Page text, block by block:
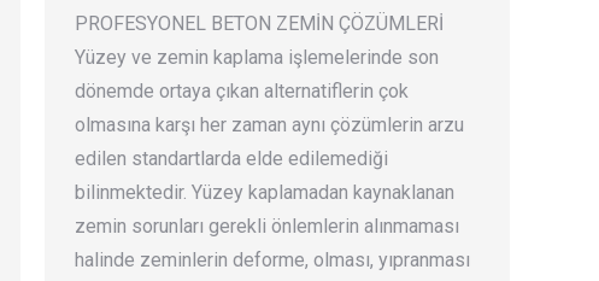
PROFESYONEL BETON ZEMİN ÇÖZÜMLERİ
Yüzey ve zemin kaplama işlemelerinde son
dönemde ortaya çıkan alternatiflerin çok
olmasına karşı her zaman aynı çözümlerin arzu
edilen standartlarda elde edilemediği
bilinmektedir. Yüzey kaplamadan kaynaklanan
zemin sorunları gerekli önlemlerin alınmaması
halinde zeminlerin deforme, olması, yıpranması